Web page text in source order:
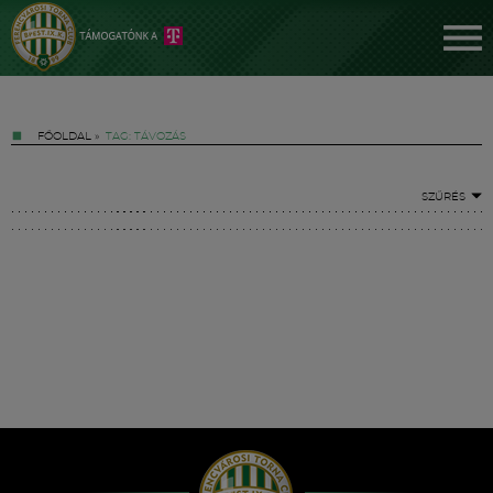
FŐOLDAL » TAG: TÁVOZÁS
SZŰRÉS
Hírek